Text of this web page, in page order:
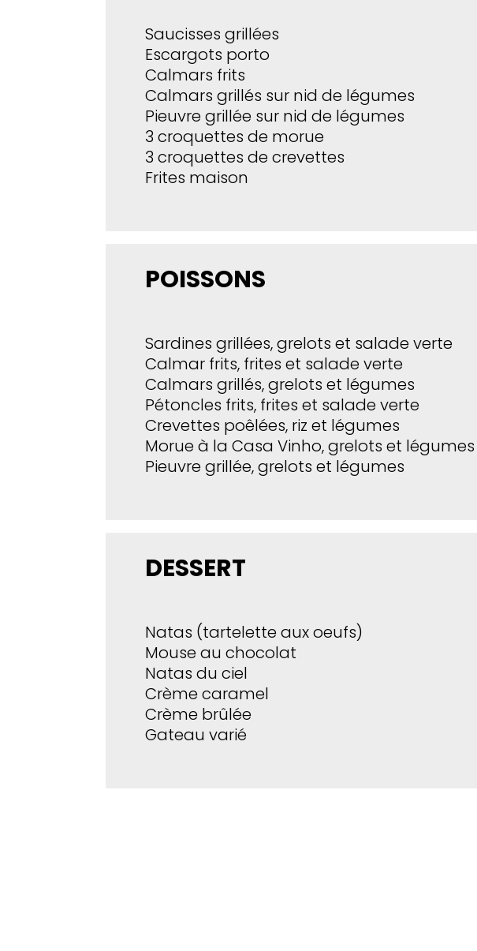
Saucisses grillées
Escargots porto
Calmars frits
Calmars grillés sur nid de légumes
Pieuvre grillée sur nid de légumes
3 croquettes de morue
3 croquettes de crevettes
Frites maison
POISSONS
Sardines grillées, grelots et salade verte
Calmar frits, frites et salade verte
Calmars grillés, grelots et légumes
Pétoncles frits, frites et salade verte
Crevettes poêlées, riz et légumes
Morue à la Casa Vinho, grelots et légumes
Pieuvre grillée, grelots et légumes
DESSERT
Natas (tartelette aux oeufs)
Mouse au chocolat
Natas du ciel
Crème caramel
Crème brûlée
Gateau varié